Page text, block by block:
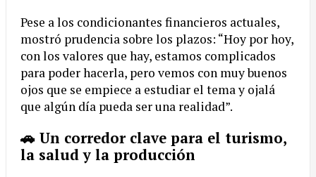
Pese a los condicionantes financieros actuales,
mostró prudencia sobre los plazos: “Hoy por hoy,
con los valores que hay, estamos complicados
para poder hacerla, pero vemos con muy buenos
ojos que se empiece a estudiar el tema y ojalá
que algún día pueda ser una realidad”.
🚗 Un corredor clave para el turismo,
la salud y la producción